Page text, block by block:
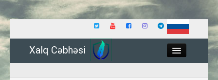
Xalq Cəbhəsi